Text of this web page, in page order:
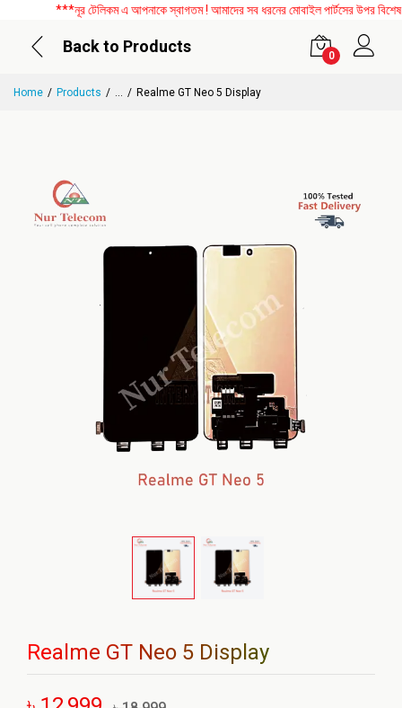
***নূর টেলিকম এ আপনাকে স্বাগতম ! আমাদের সব ধরনের মোবাইল পার্টসের উপর
Back to Products
0
Home Products ... Realme GT Neo 5 Display
Realme GT Neo 5 Display